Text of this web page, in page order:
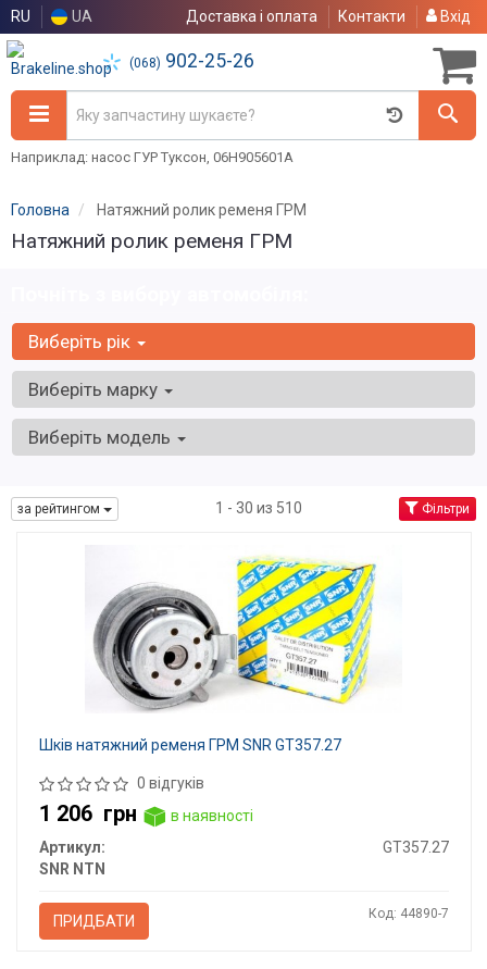
RU UA Доставка і оплата Контакти Вхід
(068) 902-25-26
Наприклад: насос ГУР Туксон, 06H905601A
Головна Натяжний ролик ременя ГРМ
Натяжний ролик ременя ГРМ
Виберіть рік
Виберіть марку
Виберіть модель
за рейтингом 1 - 30 из 510 Фільтри
Шків натяжний ременя ГРМ SNR GT357.27
0 відгуків
1 206 грн
в наявності
Артикул:
GT357.27
SNR NTN
ПРИДБАТИ Код: 44890-7